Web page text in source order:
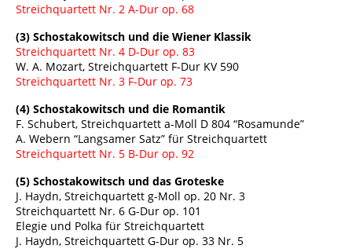
Streichquartett Nr. 2 A-Dur op. 68
(3) Schostakowitsch und die Wiener Klassik
Streichquartett Nr. 4 D-Dur op. 83
W. A. Mozart, Streichquartett F-Dur KV 590
Streichquartett Nr. 3 F-Dur op. 73
(4) Schostakowitsch und die Romantik
F. Schubert, Streichquartett a-Moll D 804 “Rosamunde”
A. Webern “Langsamer Satz” für Streichquartett
Streichquartett Nr. 5 B-Dur op. 92
(5) Schostakowitsch und das Groteske
J. Haydn, Streichquartett g-Moll op. 20 Nr. 3
Streichquartett Nr. 6 G-Dur op. 101
Elegie und Polka für Streichquartett
J. Haydn, Streichquartett G-Dur op. 33 Nr. 5